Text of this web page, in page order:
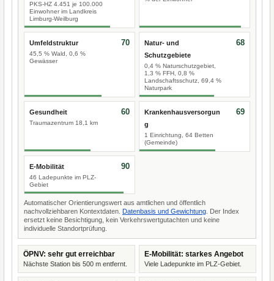
PKS-HZ 4.451 je 100.000
Einwohner im Landkreis
Limburg-Weilburg
Umfeldstruktur
45,5 % Wald, 0,6 %
Gewässer
70
Natur- und
Schutzgebiete
0,4 % Naturschutzgebiet,
1,3 % FFH, 0,8 %
Landschaftsschutz, 69,4 %
Naturpark
68
Gesundheit
Traumazentrum 18,1 km
60
Krankenhausversorgun
g
1 Einrichtung, 64 Betten
(Gemeinde)
69
E-Mobilität
46 Ladepunkte im PLZ-
Gebiet
90
Automatischer Orientierungswert aus amtlichen und öffentlich
nachvollziehbaren Kontextdaten. Datenbasis und Gewichtung . Der Index
ersetzt keine Besichtigung, kein Verkehrswertgutachten und keine
individuelle Standortprüfung.
ÖPNV: sehr gut erreichbar
Nächste Station bis 500 m entfernt.
E-Mobilität: starkes Angebot
Viele Ladepunkte im PLZ-Gebiet.